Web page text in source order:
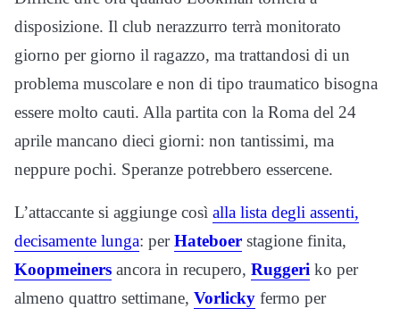
disposizione. Il club nerazzurro terrà monitorato
giorno per giorno il ragazzo, ma trattandosi di un
problema muscolare e non di tipo traumatico bisogna
essere molto cauti. Alla partita con la Roma del 24
aprile mancano dieci giorni: non tantissimi, ma
neppure pochi. Speranze potrebbero essercene.
L’attaccante si aggiunge così alla lista degli assenti,
decisamente lunga: perHateboer stagione finita,
Koopmeiners ancora in recupero, Ruggeri ko per
almeno quattro settimane, Vorlicky fermo per